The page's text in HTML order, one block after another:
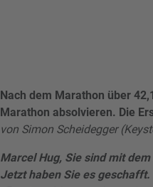
Nach dem Marathon über
Marathon absolvieren. Die
von Simon Scheidegger
Marcel Hug, Sie sind mit
Jetzt haben Sie es